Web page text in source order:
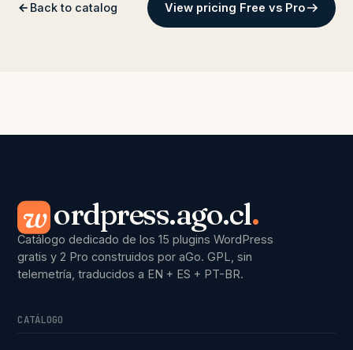
Back to catalog View pricing Free vs Pro
w ordpress.ago.cl.
Catálogo dedicado de los 15 plugins WordPress
gratis y 2 Pro construidos por aGo. GPL, sin
telemetría, traducidos a EN + ES + PT-BR.
CATÁLOGO